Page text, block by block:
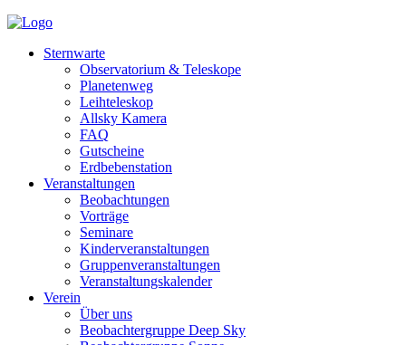
Sternwarte
Observatorium & Teleskope
Planetenweg
Leihteleskop
Allsky Kamera
FAQ
Gutscheine
Erdbebenstation
Veranstaltungen
Beobachtungen
Vorträge
Seminare
Kinderveranstaltungen
Gruppenveranstaltungen
Veranstaltungskalender
Verein
Über uns
Beobachtergruppe Deep Sky